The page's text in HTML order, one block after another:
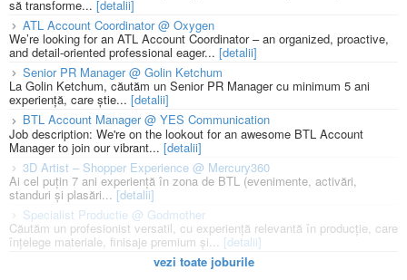
să transforme... [detalii]
ATL Account Coordinator @ Oxygen
We’re looking for an ATL Account Coordinator – an organized, proactive,
and detail-oriented professional eager... [detalii]
Senior PR Manager @ Golin Ketchum
La Golin Ketchum, căutăm un Senior PR Manager cu minimum 5 ani
experiență, care știe... [detalii]
BTL Account Manager @ YES Communication
Job description: We're on the lookout for an awesome BTL Account
Manager to join our vibrant... [detalii]
3D Artist – Shopper Experience @ Mercury360
Ai cel puțin 7 ani experiență în zona de BTL (evenimente, activări,
standuri și plasări...[detalii]
Specialist Productie @ Godmother
Căutăm un profesionist versatil, cu experiență relevantă în producție, care
înțelege materiale, finisaje premium și... [detalii]
vezi toate joburile